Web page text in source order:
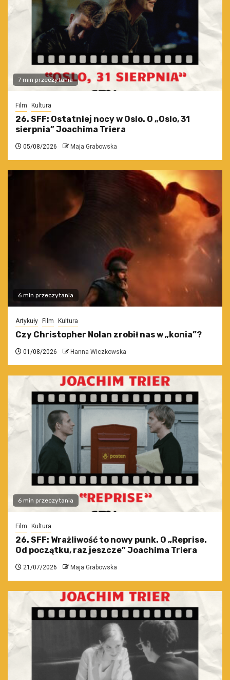
7 min przeczytania
Film Kultura
26. SFF: Ostatniej nocy w Oslo. O „Oslo, 31
sierpnia” Joachima Triera
05/08/2026 Maja Grabowska
6 min przeczytania
Artykuły Film Kultura
Czy Christopher Nolan zrobił nas w „konia”?
01/08/2026 Hanna Wiczkowska
6 min przeczytania
Film Kultura
26. SFF: Wrażliwość to nowy punk. O „Reprise.
Od początku, raz jeszcze” Joachima Triera
21/07/2026 Maja Grabowska